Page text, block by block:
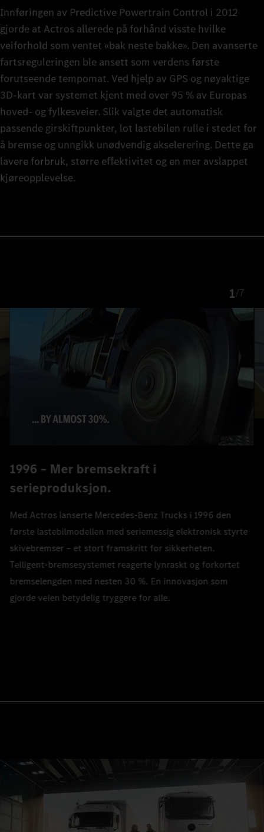
Innføringen av Predictive Powertrain Control i 2012
gjorde at Actros allerede på forhånd visste hvilke
veiforhold som ventet «bak neste bakke». Den avanserte
fartsreguleringen ble ansett som verdens første
forutseende tempomat. Ved hjelp av GPS og nøyaktige
3D‑kart var systemet kjent med over 95 % av Europas
hoved- og fylkesveier. Slik valgte det automatisk
passende girskiftpunkter, lot lastebilen rulle i stedet for
å bremse og unngikk unødvendig akselerering. Dette ga
lavere forbruk, større effektivitet og en mer avslappet
kjøreopplevelse.
1/7
1996 – Mer bremsekraft i
serieproduksjon.
Med Actros lanserte Mercedes‑Benz Trucks i 1996 den
første lastebilmodellen med seriemessig elektronisk styrte
skivebremser – et stort framskritt for sikkerheten.
Telligent-bremsesystemet reagerte lynraskt og forkortet
bremselengden med nesten 30 %. En innovasjon som
gjorde veien betydelig tryggere for alle.